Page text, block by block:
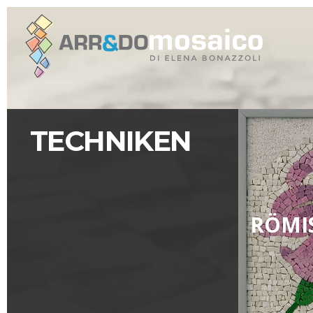
TECHNIKEN